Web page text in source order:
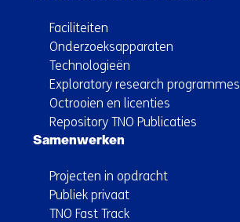
Faciliteiten
Onderzoeksapparaten
Technologieën
Exploratory research programmes
Octrooien en licenties
Repository TNO Publicaties
Samenwerken
Projecten in opdracht
Publiek privaat
TNO Fast Track